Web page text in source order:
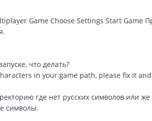
Game Choose Settings Start Game
что делать?
in your game path, please fix it
где нет русских символов или же
символы.